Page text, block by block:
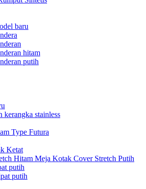
baru
hitam
putih
kerangka stainless
Type Futura
Ketat
Hitam Meja Kotak Cover Stretch Putih
putih
putih